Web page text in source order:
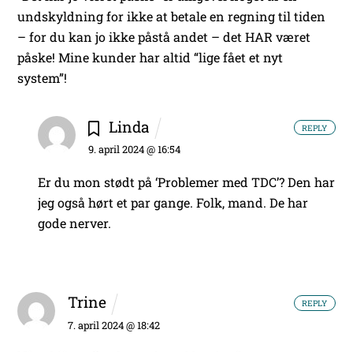
undskyldning for ikke at betale en regning til tiden
– for du kan jo ikke påstå andet – det HAR været
påske! Mine kunder har altid “lige fået et nyt
system”!
Linda
9. april 2024 @ 16:54
Er du mon stødt på ‘Problemer med TDC’? Den har
jeg også hørt et par gange. Folk, mand. De har
gode nerver.
REPLY
Trine
7. april 2024 @ 18:42
REPLY